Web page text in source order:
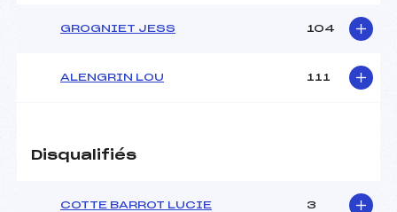
GROGNIET JESS 104
ALENGRIN LOU 111
Disqualifiés
COTTE BARROT LUCIE 3